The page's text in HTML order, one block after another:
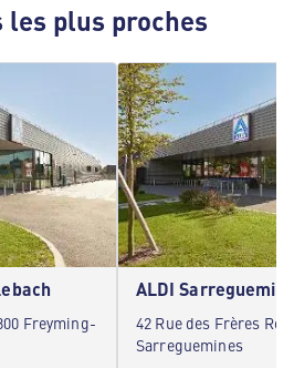
plus proches
Freyming-
ALDI
42 Rue des Frères
Sarreguemines